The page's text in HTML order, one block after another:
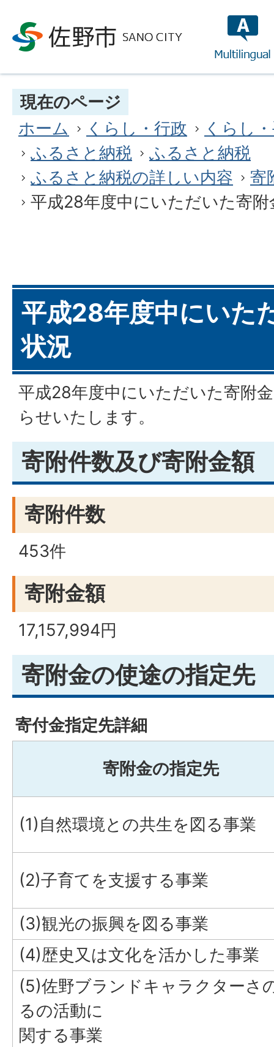
現在のページ
ホーム
くらし・行政
くらし
ふるさと納税
ふるさと納税
ふるさと納税の詳しい内容
寄
平成28年度中にいただいた寄附
平成28年度中にいた
状況
平成28年度中にいただいた寄附
らせいたします。
寄附件数及び寄附金額
寄附件数
453件
寄附金額
17,157,994円
寄附金の使途の指定先
寄付金指定先詳細
寄附金の指定先
(1)自然環境との共生を図る事業
(2)子育てを支援する事業
(3)観光の振興を図る事業
(4)歴史又は文化を活かした事業
(5)佐野ブランドキャラクターさ
るの活動に
関する事業